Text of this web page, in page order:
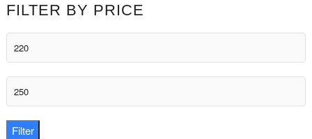
FILTER BY PRICE
Min
price
Max
price
Filter